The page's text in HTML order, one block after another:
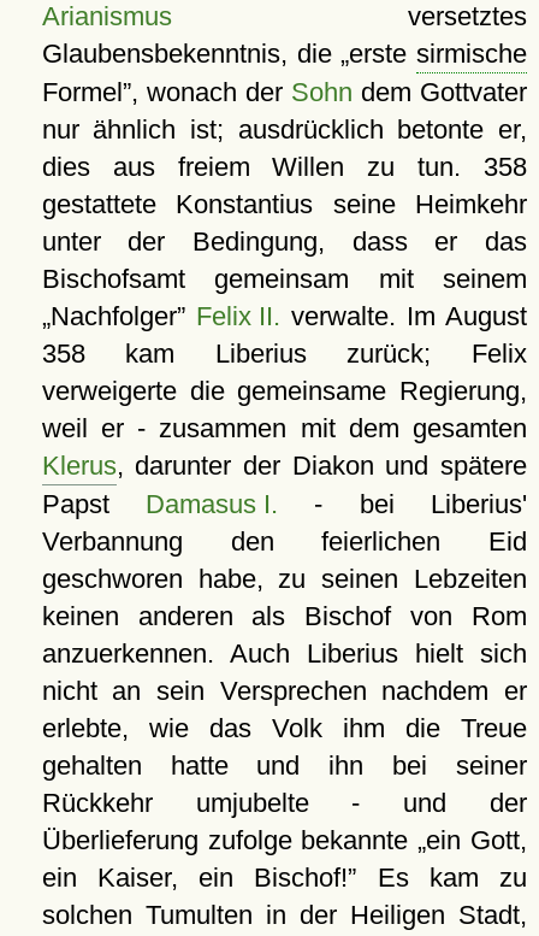
Arianismusversetztes
Glaubensbekenntnis, die erstesirmische
Formel , wonach der Sohn dem Gottvater
nur ähnlich ist; ausdrücklich betonte er,
dies aus freiem Willen zu tun. 358
gestattete Konstantius seine Heimkehr
unter der Bedingung, dass er das
Bischofsamt gemeinsam mit seinem
Nachfolger
Felix II. verwalte. Im August
358 kam Liberius zurück; Felix
verweigerte die gemeinsame Regierung,
weil er - zusammen mit dem gesamten
Klerus, darunter der Diakon und spätere
Papst Damasus I. - bei Liberius'
Verbannung den feierlichen Eid
geschworen habe, zu seinen Lebzeiten
keinen anderen als Bischof von Rom
anzuerkennen. Auch Liberius hielt sich
nicht an sein Versprechen nachdem er
erlebte, wie das Volk ihm die Treue
gehalten hatte und ihn bei seiner
Rückkehr umjubelte - und der
Überlieferung zufolge bekannte ein Gott,
ein Kaiser, ein Bischof!
Es kam zu
solchen Tumulten in der Heiligen Stadt,